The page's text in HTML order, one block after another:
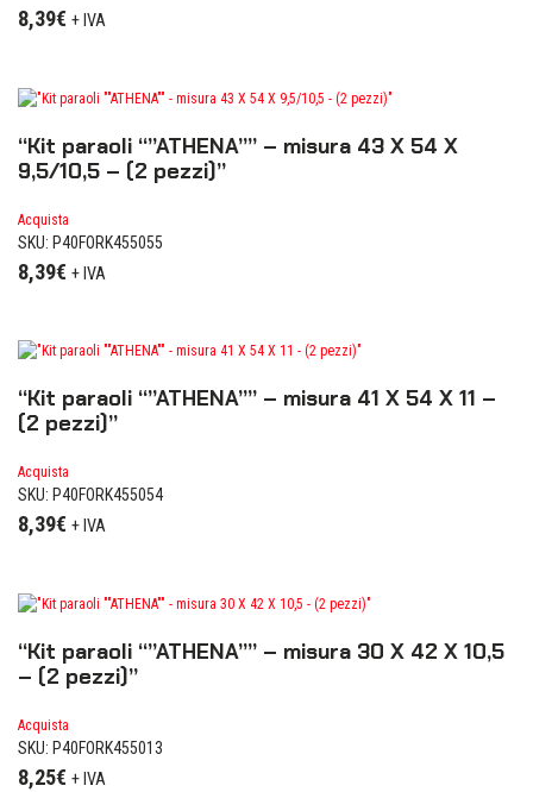
8,39€ + IVA
“Kit paraoli “”ATHENA”” – misura 43 X 54 X
9,5/10,5 – (2 pezzi)”
Acquista
SKU: P40FORK455055
8,39€ + IVA
“Kit paraoli “”ATHENA”” – misura 41 X 54 X 11 –
(2 pezzi)”
Acquista
SKU: P40FORK455054
8,39€ + IVA
“Kit paraoli “”ATHENA”” – misura 30 X 42 X 10,5
– (2 pezzi)”
Acquista
SKU: P40FORK455013
8,25€ + IVA